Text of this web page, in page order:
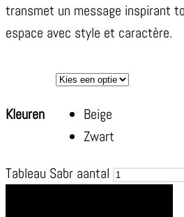
transmet un message inspirant
espace avec style et caractère.
Kleuren
Beige
Zwart
Tableau Sabr aantal